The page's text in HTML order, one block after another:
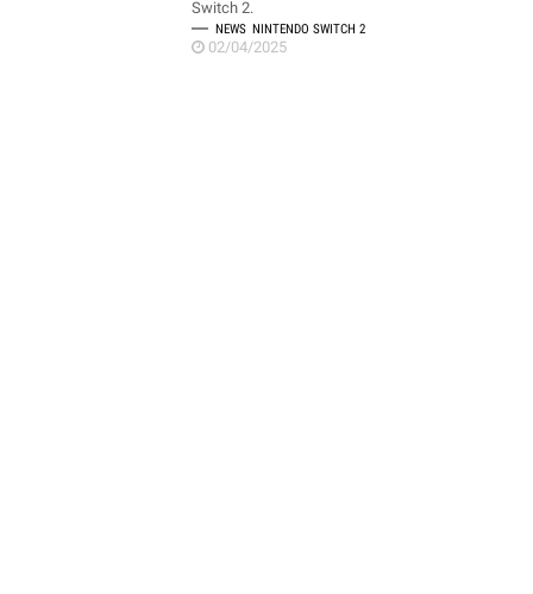
Switch 2.
NEWS NINTENDO SWITCH 2
02/04/2025